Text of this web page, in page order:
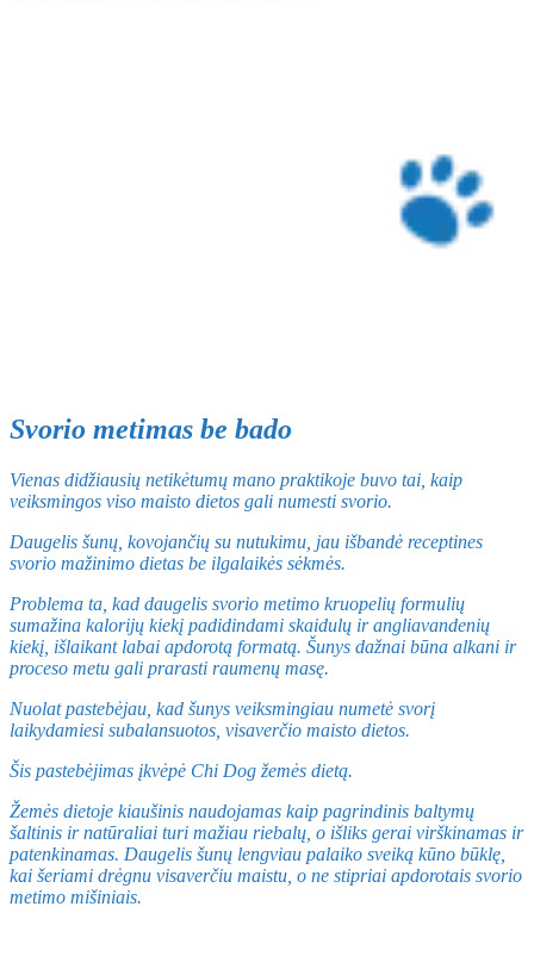
Svorio metimas be bado
Vienas didžiausių netikėtumų mano praktikoje buvo tai, kaip
veiksmingos viso maisto dietos gali numesti svorio.
Daugelis šunų, kovojančių su nutukimu, jau išbandė receptines
svorio mažinimo dietas be ilgalaikės sėkmės.
Problema ta, kad daugelis svorio metimo kruopelių formulių
sumažina kalorijų kiekį padidindami skaidulų ir angliavandenių
kiekį, išlaikant labai apdorotą formatą. Šunys dažnai būna alkani ir
proceso metu gali prarasti raumenų masę.
Nuolat pastebėjau, kad šunys veiksmingiau numetė svorį
laikydamiesi subalansuotos, visaverčio maisto dietos.
Šis pastebėjimas įkvėpė Chi Dog žemės dietą.
Žemės dietoje kiaušinis naudojamas kaip pagrindinis baltymų
šaltinis ir natūraliai turi mažiau riebalų, o išliks gerai virškinamas ir
patenkinamas. Daugelis šunų lengviau palaiko sveiką kūno būklę,
kai šeriami drėgnu visaverčiu maistu, o ne stipriai apdorotais svorio
metimo mišiniais.